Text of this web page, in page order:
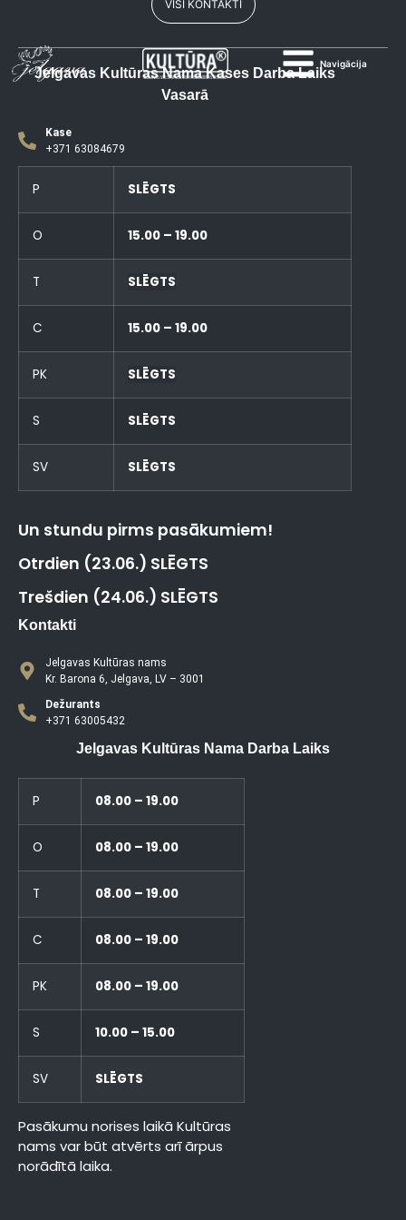
Navigācija
VISI KONTAKTI
Jelgavas Kultūras Nama Kases Darba Laiks
Vasarā
Kase
+371 63084679
P SLĒGTS
O 15.00 – 19.00
T SLĒGTS
C 15.00 – 19.00
PK SLĒGTS
S SLĒGTS
SV SLĒGTS
Un stundu pirms pasākumiem!
Otrdien (23.06.) SLĒGTS
Trešdien (24.06.) SLĒGTS
Kontakti
Jelgavas Kultūras nams
Kr. Barona 6, Jelgava, LV – 3001
Dežurants
+371 63005432
Jelgavas Kultūras Nama Darba Laiks
P 08.00 – 19.00
O 08.00 – 19.00
T 08.00 – 19.00
C 08.00 – 19.00
PK 08.00 – 19.00
S 10.00 – 15.00
SV SLĒGTS
Pasākumu norises laikā Kultūras
nams var būt atvērts arī ārpus
norādītā laika.